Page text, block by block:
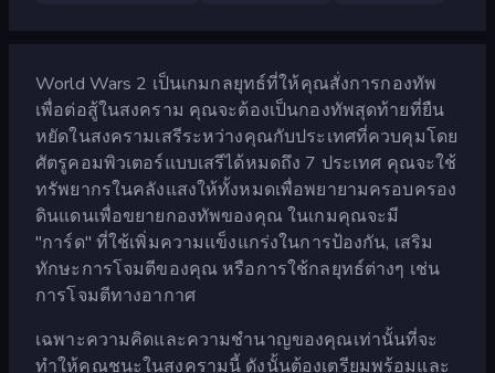
World Wars 2 เป็นเกมกลยุทธ์ที่ให้คุณสั่งการกองทัพ
เพื่อต่อสู้ในสงคราม คุณจะต้องเป็นกองทัพสุดท้ายที่ยืน
หยัดในสงครามเสรีระหว่างคุณกับประเทศที่ควบคุมโดย
ศัตรูคอมพิวเตอร์แบบเสรีได้หมดถึง 7 ประเทศ คุณจะใช้
ทรัพยากรในคลังแสงให้ทั้งหมดเพื่อพยายามครอบครอง
ดินแดนเพื่อขยายกองทัพของคุณ ในเกมคุณจะมี
"การ์ด" ที่ใช้เพิ่มความแข็งแกร่งในการป้องกัน, เสริม
ทักษะการโจมตีของคุณ หรือการใช้กลยุทธ์ต่างๆ เช่น
การโจมตีทางอากาศ
เฉพาะความคิดและความชำนาญของคุณเท่านั้นที่จะ
ทำให้คุณชนะในสงครามนี้ ดังนั้นต้องเตรียมพร้อมและ